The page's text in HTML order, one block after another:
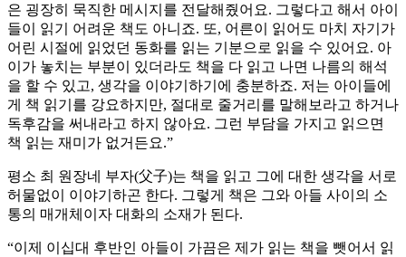
은 굉장히 묵직한 메시지를 전달해줬어요. 그렇다고 해서 아이
들이 읽기 어려운 책도 아니죠. 또, 어른이 읽어도 마치 자기가
어린 시절에 읽었던 동화를 읽는 기분으로 읽을 수 있어요. 아
이가 놓치는 부분이 있더라도 책을 다 읽고 나면 나름의 해석
을 할 수 있고, 생각을 이야기하기에 충분하죠. 저는 아이들에
게 책 읽기를 강요하지만, 절대로 줄거리를 말해보라고 하거나
독후감을 써내라고 하지 않아요. 그런 부담을 가지고 읽으면
책 읽는 재미가 없거든요.”
평소 최 원장네 부자(父子)는 책을 읽고 그에 대한 생각을 서로
허물없이 이야기하곤 한다. 그렇게 책은 그와 아들 사이의 소
통의 매개체이자 대화의 소재가 된다.
“이제 이십대 후반인 아들이 가끔은 제가 읽는 책을 뺏어서 읽